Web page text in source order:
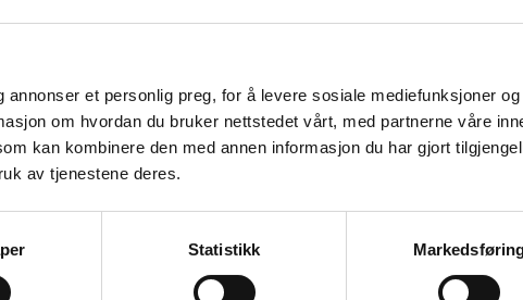
et personlig preg, for å levere sosiale mediefunksjoner
om hvordan du bruker nettstedet vårt, med partnerne våre
kan kombinere den med annen informasjon du har gjort
av tjenestene deres.
Statistikk
om hva som kjennetegner barnehager som
norske barnehager.
andre deler av arbeidslivet. Barnehagene har en
80 prosent av ansatte i offentlig sektor. Likevel er